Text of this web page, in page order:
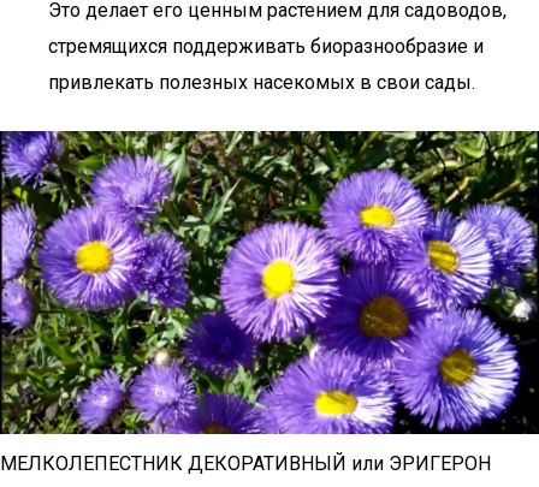
Это делает его ценным растением для садоводов,
стремящихся поддерживать биоразнообразие и
привлекать полезных насекомых в свои сады.
МЕЛКОЛЕПЕСТНИК ДЕКОРАТИВНЫЙ или ЭРИГЕРОН